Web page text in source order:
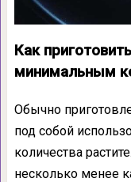
Как
минимальным
Обычно
под собой
количества
несколько менее